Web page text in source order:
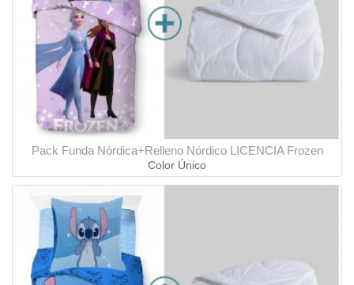
Pack Funda Nórdica+Relleno Nórdico LICENCIA Frozen
Color Único